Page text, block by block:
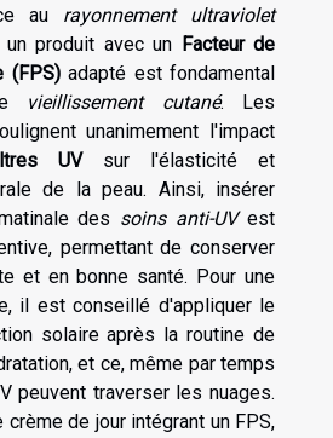
au rayonnement ultraviolet
produit avec un Facteur de
(FPS)adapté est fondamental
vieillissement cutané. Les
unanimement l'impact
UVsur l'élasticité et
de la peau. Ainsi, insérer
des soins anti-UVest
permettant de conserver
et en bonne santé. Pour une
il est conseillé d'appliquer le
solaire après la routine de
et ce, même par temps
peuvent traverser les nuages.
crème de jour intégrant un FPS,